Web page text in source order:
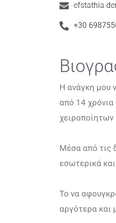
efstathia-
+30
Η ανάγκη μου
από 14
χειροποίητων
Μέσα από τις
εσωτερικά
Το να
αργότερα και